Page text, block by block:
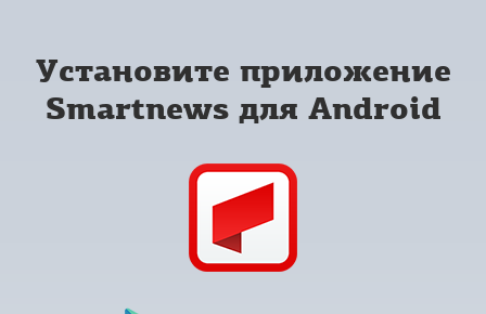
Установите приложение
Smartnews для Android